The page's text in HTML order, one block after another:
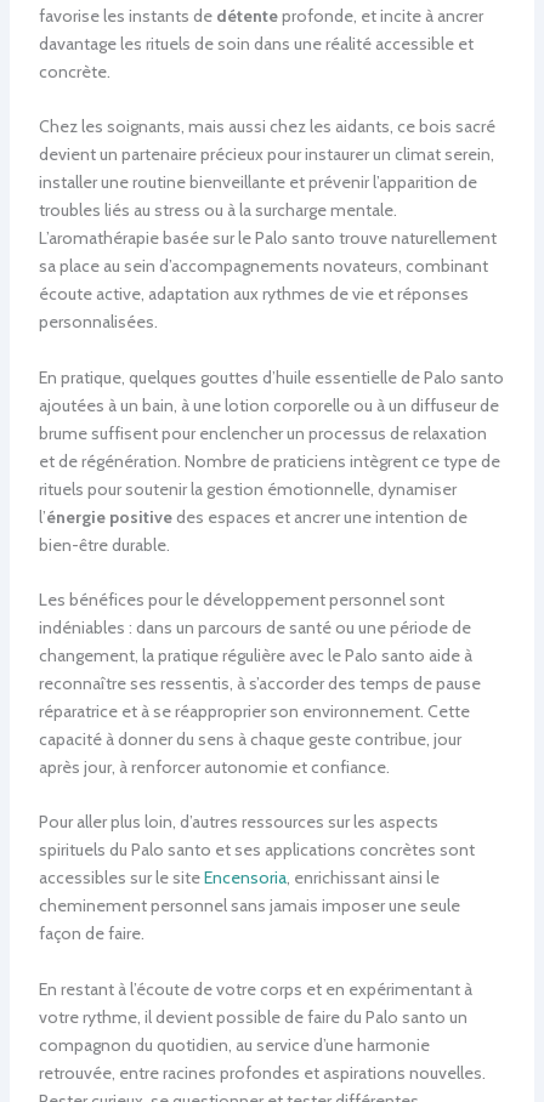
favorise les instants de détenteprofonde, et incite à ancrer
davantage les rituels de soin dans une réalité accessible et
concrète.
Chez les soignants, mais aussi chez les aidants, ce bois sacré
devient un partenaire précieux pour instaurer un climat serein,
installer une routine bienveillante et prévenir l’apparition de
troubles liés au stress ou à la surcharge mentale.
L’aromathérapie basée sur le Palo santo trouve naturellement
sa place au sein d’accompagnements novateurs, combinant
écoute active, adaptation aux rythmes de vie et réponses
personnalisées.
En pratique, quelques gouttes d’huile essentielle de Palo santo
ajoutées à un bain, à une lotion corporelle ou à un diffuseur de
brume suffisent pour enclencher un processus de relaxation
et de régénération. Nombre de praticiens intègrent ce type de
rituels pour soutenir la gestion émotionnelle, dynamiser
l’énergie positivedes espaces et ancrer une intention de
bien-être durable.
Les bénéfices pour le développement personnel sont
indéniables : dans un parcours de santé ou une période de
changement, la pratique régulière avec le Palo santo aide à
reconnaître ses ressentis, à s’accorder des temps de pause
réparatrice et à se réapproprier son environnement. Cette
capacité à donner du sens à chaque geste contribue, jour
après jour, à renforcer autonomie et confiance.
Pour aller plus loin, d’autres ressources sur les aspects
spirituels du Palo santo et ses applications concrètes sont
accessibles sur le siteEncensoria, enrichissant ainsi le
cheminement personnel sans jamais imposer une seule
façon de faire.
En restant à l’écoute de votre corps et en expérimentant à
votre rythme, il devient possible de faire du Palo santo un
compagnon du quotidien, au service d’une harmonie
retrouvée, entre racines profondes et aspirations nouvelles.